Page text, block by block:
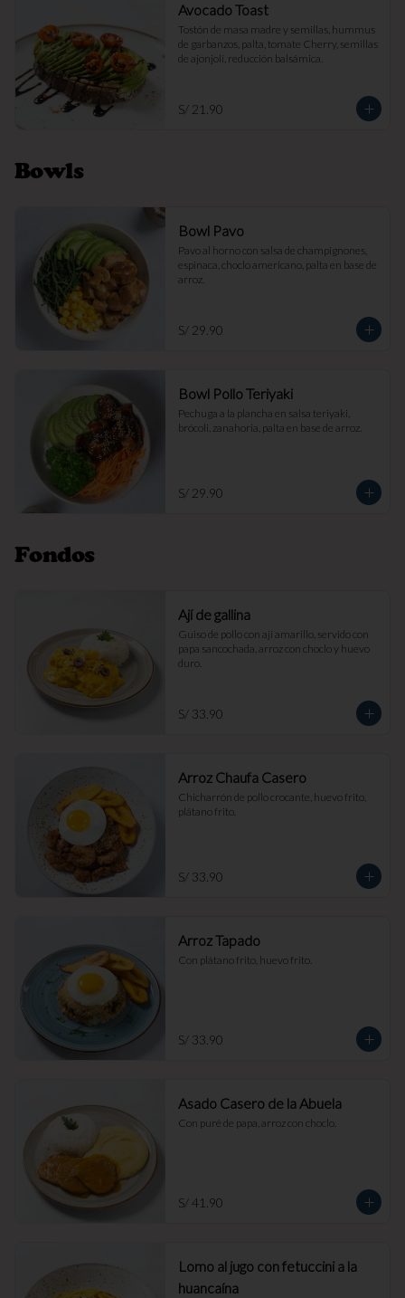
Avocado Toast
Tostón de masa madre y semillas, hummus
de garbanzos, palta, tomate Cherry, semillas
de ajonjolí, reducción balsámica.
S/ 21.90
Bowls
Bowl Pavo
Pavo al horno con salsa de champignones,
espinaca, choclo americano, palta en base de
arroz.
S/ 29.90
Bowl Pollo Teriyaki
Pechuga a la plancha en salsa teriyaki,
brócoli, zanahoria, palta en base de arroz.
S/ 29.90
Fondos
Ají de gallina
Guiso de pollo con ají amarillo, servido con
papa sancochada, arroz con choclo y huevo
duro.
S/ 33.90
Arroz Chaufa Casero
Chicharrón de pollo crocante, huevo frito,
plátano frito.
S/ 33.90
Arroz Tapado
Con plátano frito, huevo frito.
S/ 33.90
Asado Casero de la Abuela
Con puré de papa, arroz con choclo.
S/ 41.90
Lomo al jugo con fetuccini a la
huancaína